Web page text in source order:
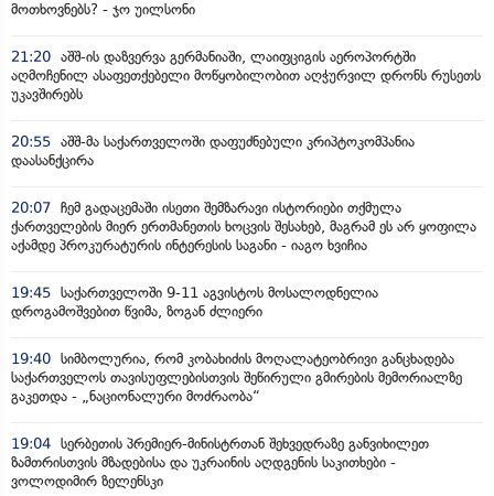
მოთხოვნებს? - ჯო უილსონი
21:20 აშშ-ის დაზვერვა გერმანიაში, ლაიფციგის აეროპორტში
აღმოჩენილ ასაფეთქებელი მოწყობილობით აღჭურვილ დრონს რუსეთს
უკავშირებს
20:55 აშშ-მა საქართველოში დაფუძნებული კრიპტოკომპანია
დაასანქცირა
20:07 ჩემ გადაცემაში ისეთი შემზარავი ისტორიები თქმულა
ქართველების მიერ ერთმანეთის ხოცვის შესახებ, მაგრამ ეს არ ყოფილა
აქამდე პროკურატურის ინტერესის საგანი - იაგო ხვიჩია
19:45 საქართველოში 9-11 აგვისტოს მოსალოდნელია
დროგამოშვებით წვიმა, ზოგან ძლიერი
19:40 სიმბოლურია, რომ კობახიძის მოღალატეობრივი განცხადება
საქართველოს თავისუფლებისთვის შეწირული გმირების მემორიალზე
გაკეთდა - „ნაციონალური მოძრაობა“
19:04 სერბეთის პრემიერ-მინისტრთან შეხვედრაზე განვიხილეთ
ზამთრისთვის მზადებისა და უკრაინის აღდგენის საკითხები -
ვოლოდიმირ ზელენსკი